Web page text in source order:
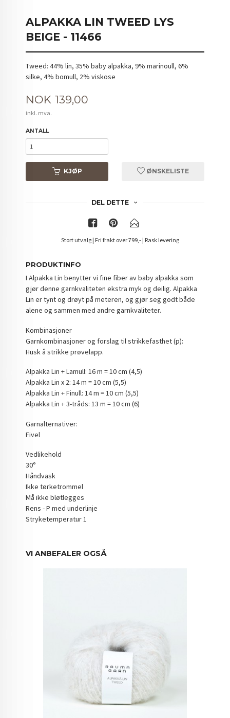
ALPAKKA LIN TWEED LYS
BEIGE - 11466
Tweed: 44% lin, 35% baby alpakka, 9% marinoull, 6%
silke, 4% bomull, 2% viskose
Pris
NOK 139,00
inkl. mva.
ANTALL
KJØP ØNSKELISTE
DEL DETTE
Stort utvalg | Fri frakt over 799,- | Rask levering
PRODUKTINFO
I Alpakka Lin benytter vi fine fiber av baby alpakka som
gjør denne garnkvaliteten ekstra myk og deilig. Alpakka
Lin er tynt og drøyt på meteren, og gjør seg godt både
alene og sammen med andre garnkvaliteter.
Kombinasjoner
Garnkombinasjoner og forslag til strikkefasthet (p):
Husk å strikke prøvelapp.
Alpakka Lin + Lamull: 16 m = 10 cm (4,5)
Alpakka Lin x 2: 14 m = 10 cm (5,5)
Alpakka Lin + Finull: 14 m = 10 cm (5,5)
Alpakka Lin + 3-tråds: 13 m = 10 cm (6)
Garnalternativer:
Fivel
Vedlikehold
30°
Håndvask
Ikke tørketrommel
Må ikke bløtlegges
Rens - P med underlinje
Stryketemperatur 1
VI ANBEFALER OGSÅ